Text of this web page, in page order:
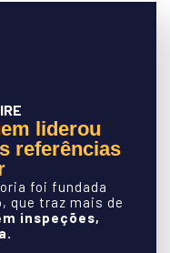
liderou
referências
foi fundada
que traz mais de
inspeções,